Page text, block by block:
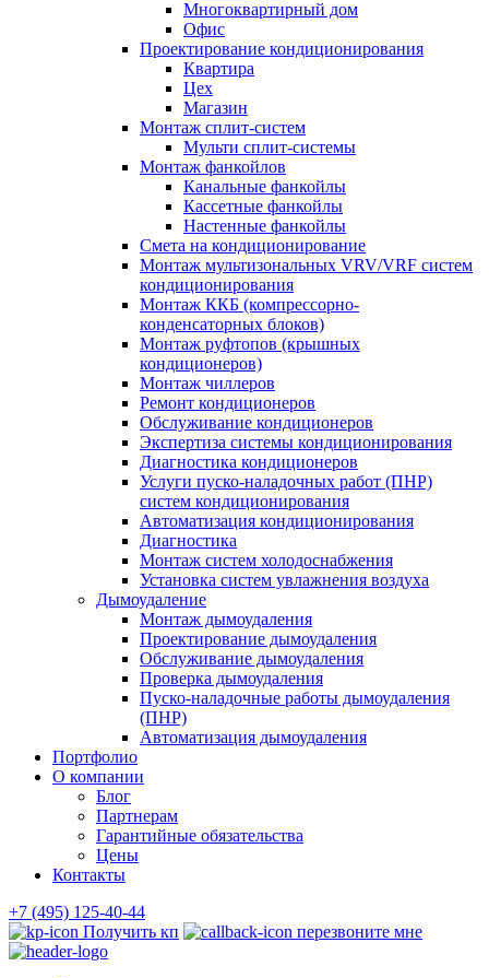
Многоквартирный дом
Офис
Проектирование кондиционирования
Квартира
Цех
Магазин
Монтаж сплит-систем
Мульти сплит-системы
Монтаж фанкойлов
Канальные фанкойлы
Кассетные фанкойлы
Настенные фанкойлы
Смета на кондиционирование
Монтаж мультизональных VRV/VRF систем
кондиционирования
Монтаж ККБ (компрессорно-
конденсаторных блоков)
Монтаж руфтопов (крышных
кондиционеров)
Монтаж чиллеров
Ремонт кондиционеров
Обслуживание кондиционеров
Экспертиза системы кондиционирования
Диагностика кондиционеров
Услуги пуско-наладочных работ (ПНР)
систем кондиционирования
Автоматизация кондиционирования
Диагностика
Монтаж систем холодоснабжения
Установка систем увлажнения воздуха
Дымоудаление
Монтаж дымоудаления
Проектирование дымоудаления
Обслуживание дымоудаления
Проверка дымоудаления
Пуско-наладочные работы дымоудаления
(ПНР)
Автоматизация дымоудаления
Портфолио
О компании
Блог
Партнерам
Гарантийные обязательства
Цены
Контакты
+7 (495) 125-40-44
Получить кп
перезвоните мне